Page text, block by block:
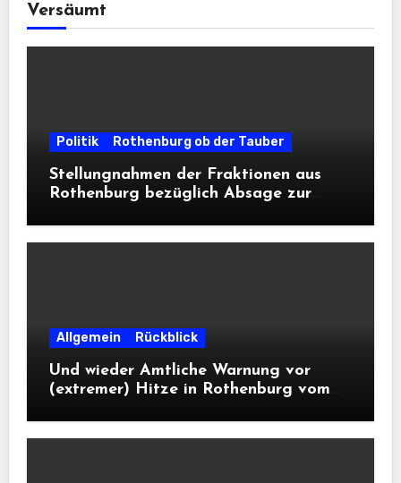
Versäumt
Politik Rothenburg ob der Tauber
Stellungnahmen der Fraktionen aus
Rothenburg bezüglich Absage zur
Allgemein Rückblick
Und wieder Amtliche Warnung vor
(extremer) Hitze in Rothenburg vom